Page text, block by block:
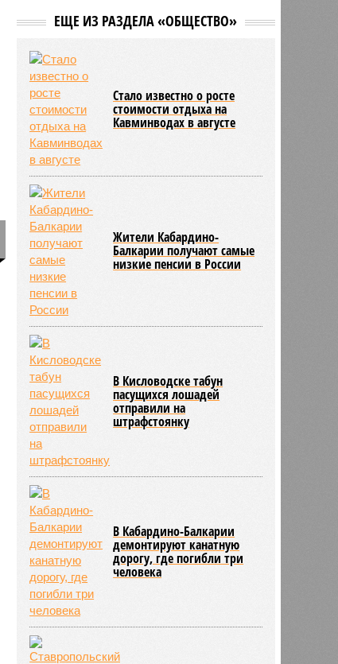
обороту розничной торговли
ЕЩЕ ИЗ РАЗДЕЛА «ОБЩЕСТВО»
Стало известно о росте
стоимости отдыха на
Кавминводах в августе
Жители Кабардино-
Балкарии получают самые
низкие пенсии в России
В Кисловодске табун
пасущихся лошадей
отправили на
штрафстоянку
В Кабардино-Балкарии
демонтируют канатную
дорогу, где погибли три
человека